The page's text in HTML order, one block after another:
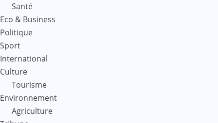
Santé
Eco & Business
Politique
Sport
International
Culture
Tourisme
Environnement
Agriculture